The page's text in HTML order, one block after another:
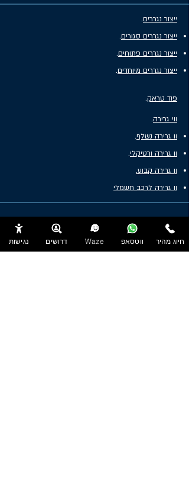
ייצור נגררים.
ייצור נגררים סגורים.
ייצור נגררים פתוחים.
ייצור נגררים מיוחדים.
פוד טראק.
ווי גרירה.
וו גרירה נשלף.
וו גרירה ורטיקלי.
וו גרירה קבוע.
וו גרירה לרכב חשמלי
מאמרים.
נגררים לאופנועים
נגררים לטרקטורונים.
נגישות דרושים Waze ווטסאפ חיוג מהיר